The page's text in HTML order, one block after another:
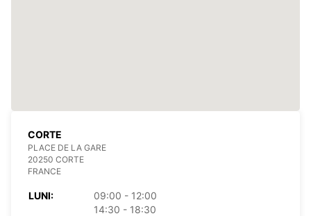
CORTE
PLACE DE LA GARE
20250 CORTE
FRANCE
LUNI:
09:00 - 12:00
14:30 - 18:30